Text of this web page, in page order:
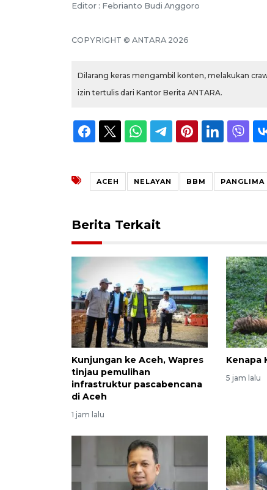
Editor : Febrianto Budi Anggoro
COPYRIGHT © ANTARA 2026
Dilarang keras mengambil konten, melakukan
izin tertulis dari Kantor Berita ANTARA.
ACEH NELAYAN BBM PANGLIMA
Berita Terkait
Kunjungan ke Aceh, Wapres
tinjau pemulihan
infrastruktur pascabencana
di Aceh
1 jam lalu
Kenapa
5 jam lalu